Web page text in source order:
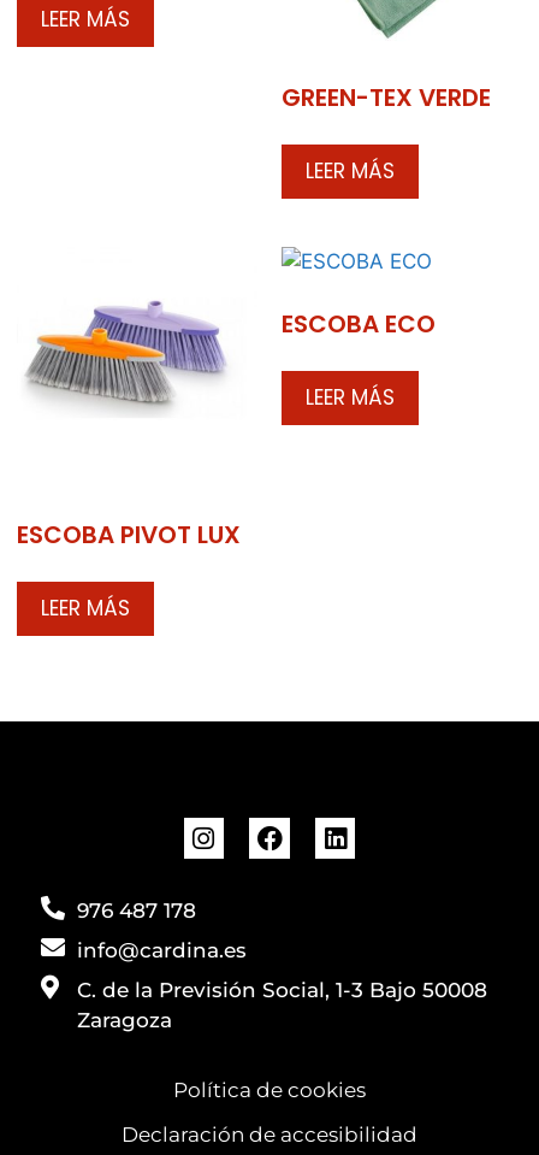
LEER MÁS
GREEN-TEX VERDE
LEER MÁS
ESCOBA PIVOT LUX
LEER MÁS
ESCOBA ECO
LEER MÁS
976 487 178
info@cardina.es
C. de la Previsión Social, 1-3 Bajo 50008
Zaragoza
Política de cookies
Declaración de accesibilidad